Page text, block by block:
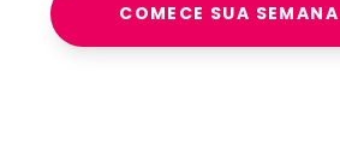
COMECE SUA